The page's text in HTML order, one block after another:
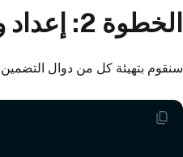
الخطوة 2: إعداد وظائف التضمين
سنقوم بتهيئة كل من دوال التضمين